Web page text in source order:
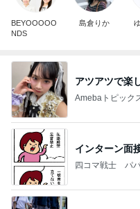
BEYOOOOO
NDS
島倉りか
アツアツで楽
Amebaトピック
インターン面
四コマ戦士 パ